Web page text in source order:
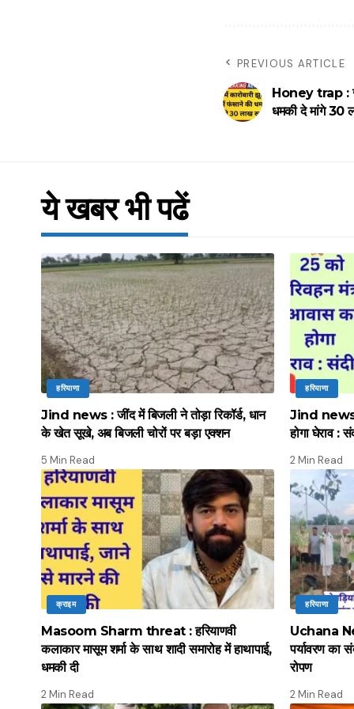
PREVIOUS ARTICLE
Honey trap :
धमकी दे मांगे 30
ये खबर भी पढें
हरियाणा
Jind news : जींद में बिजली ने तोड़ा रिकॉर्ड, धान
के खेत सूखे, अब बिजली चोरों पर बड़ा एक्शन
5 Min Read
हरियाणा
Jind news :
होगा घेराव :
2 Min Read
क्राइम
Masoom Sharm threat : हरियाणवी
कलाकार मासूम शर्मा के साथ शादी समारोह में हाथापाई,
धमकी दी
2 Min Read
हरियाणा
Uchana
पर्यावरण का
रोपण
2 Min Read